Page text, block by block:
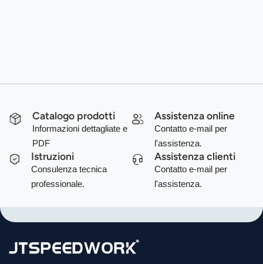
Catalogo prodotti
Informazioni dettagliate e
PDF
Assistenza online
Contatto e-mail per
l'assistenza.
Istruzioni
Consulenza tecnica
professionale.
Assistenza clienti
Contatto e-mail per
l'assistenza.